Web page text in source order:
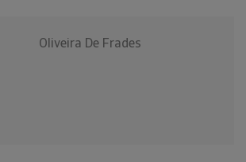
Oliveira De Frades